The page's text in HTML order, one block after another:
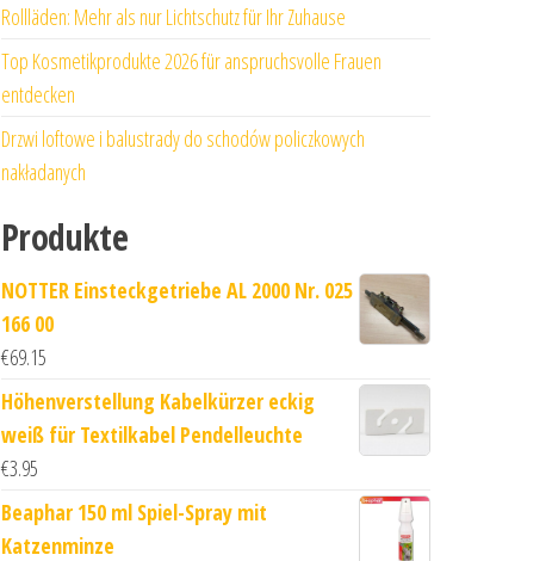
Rollläden: Mehr als nur Lichtschutz für Ihr Zuhause
Top Kosmetikprodukte 2026 für anspruchsvolle Frauen
entdecken
Drzwi loftowe i balustrady do schodów policzkowych
nakładanych
Produkte
NOTTER Einsteckgetriebe AL 2000 Nr. 025
166 00
€69.15
Höhenverstellung Kabelkürzer eckig
weiß für Textilkabel Pendelleuchte
€3.95
Beaphar 150 ml Spiel-Spray mit
Katzenminze